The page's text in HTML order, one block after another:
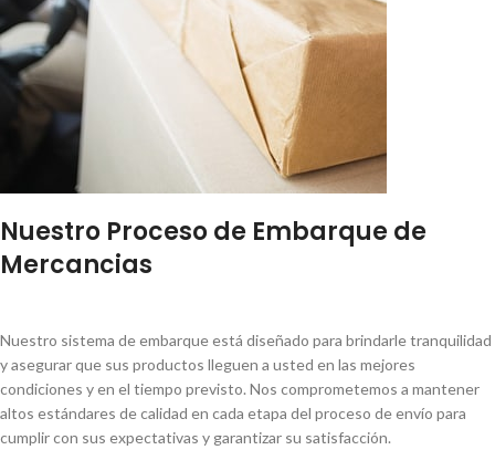
Nuestro Proceso de Embarque de
Mercancias
Nuestro sistema de embarque está diseñado para brindarle tranquilidad
y asegurar que sus productos lleguen a usted en las mejores
condiciones y en el tiempo previsto. Nos comprometemos a mantener
altos estándares de calidad en cada etapa del proceso de envío para
cumplir con sus expectativas y garantizar su satisfacción.